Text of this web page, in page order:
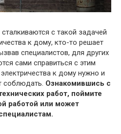
с такой задачей
к дому, кто-то решает
специалистов, для других
сами справиться с этим
к дому нужно и
соблюдать. Ознакомившись с
работ, поймите
работой или может